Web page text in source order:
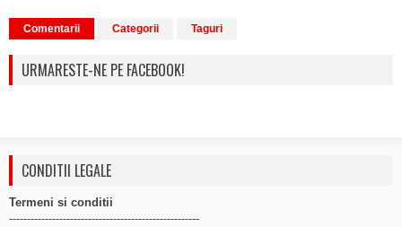
Comentarii Categorii Taguri
URMARESTE-NE PE FACEBOOK!
CONDITII LEGALE
Termeni si conditii
-----------------------------------------------------